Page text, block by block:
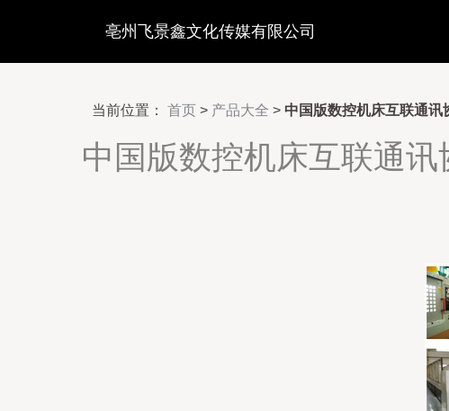
亳州飞景鑫文化传媒有限公司
当前位置： 首页 > 产品大全 > 中国版数控机床互联通
中国版数控机床互联通